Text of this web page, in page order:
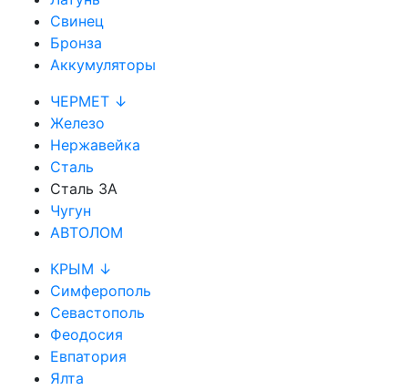
Свинец
Бронза
Аккумуляторы
ЧЕРМЕТ ↓
Железо
Нержавейка
Сталь
Сталь 3А
Чугун
АВТОЛОМ
КРЫМ ↓
Симферополь
Севастополь
Феодосия
Евпатория
Ялта